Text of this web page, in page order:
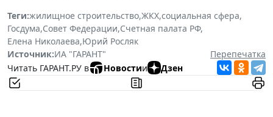
Теги:жилищное строительство,ЖКХ,социальная сфера,
Госдума,Совет Федерации,Счетная палата РФ,
Елена Николаева,Юрий Росляк
Источник:ИА "ГАРАНТ"
Перепечатка
Читать ГАРАНТ.РУ в
Новостии Дзен